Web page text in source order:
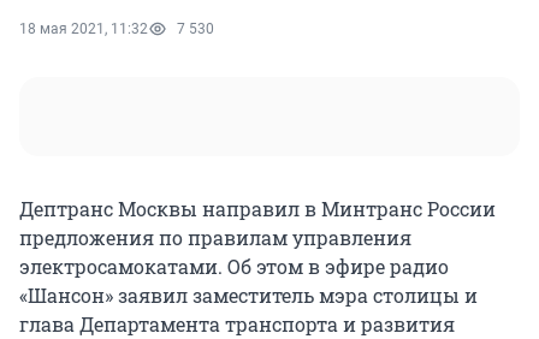
18 мая 2021, 11:32 7 530
Дептранс Москвы направил в Минтранс России
предложения по правилам управления
электросамокатами. Об этом в эфире радио
«Шансон» заявил заместитель мэра столицы и
глава Департамента транспорта и развития